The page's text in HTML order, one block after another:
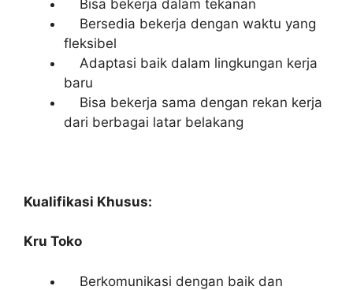
Bisa bekerja dalam tekanan
Bersedia bekerja dengan waktu yang
fleksibel
Adaptasi baik dalam lingkungan kerja
baru
Bisa bekerja sama dengan rekan kerja
dari berbagai latar belakang
Kualifikasi Khusus:
Kru Toko
Berkomunikasi dengan baik dan